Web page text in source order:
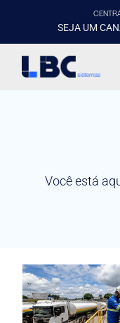
SEJA UM
Você está